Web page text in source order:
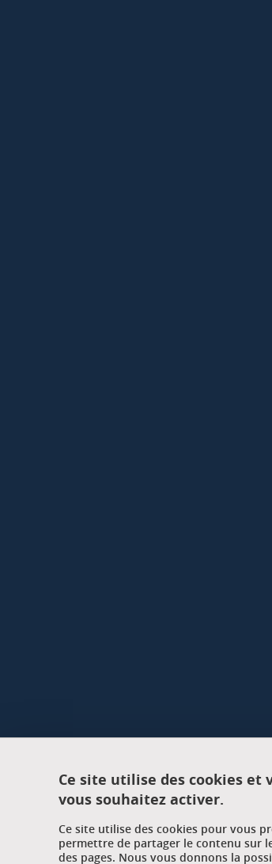
Ce site utilise des cookies et
vous souhaitez activer.
Ce site utilise des cookies pour vous
permettre de partager le contenu sur
des pages. Nous vous donnons la